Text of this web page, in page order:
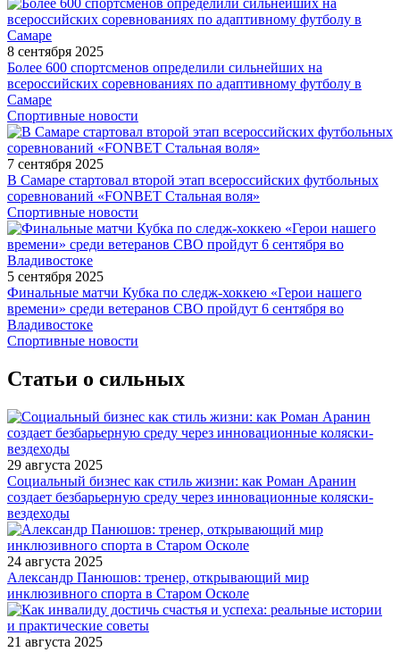
8 сентября 2025
Более 600 спортсменов определили сильнейших на
всероссийских соревнованиях по адаптивному футболу в
Самаре
Спортивные новости
7 сентября 2025
В Самаре стартовал второй этап всероссийских футбольных
соревнований «FONBET Стальная воля»
Спортивные новости
5 сентября 2025
Финальные матчи Кубка по следж-хоккею «Герои нашего
времени» среди ветеранов СВО пройдут 6 сентября во
Владивостоке
Спортивные новости
Статьи о сильных
29 августа 2025
Социальный бизнес как стиль жизни: как Роман Аранин
создает безбарьерную среду через инновационные коляски-
вездеходы
24 августа 2025
Александр Панюшов: тренер, открывающий мир
инклюзивного спорта в Старом Осколе
21 августа 2025